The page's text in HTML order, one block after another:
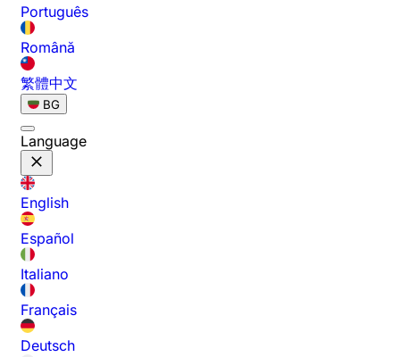
Português
Română
繁體中文
BG
Language
English
Español
Italiano
Français
Deutsch